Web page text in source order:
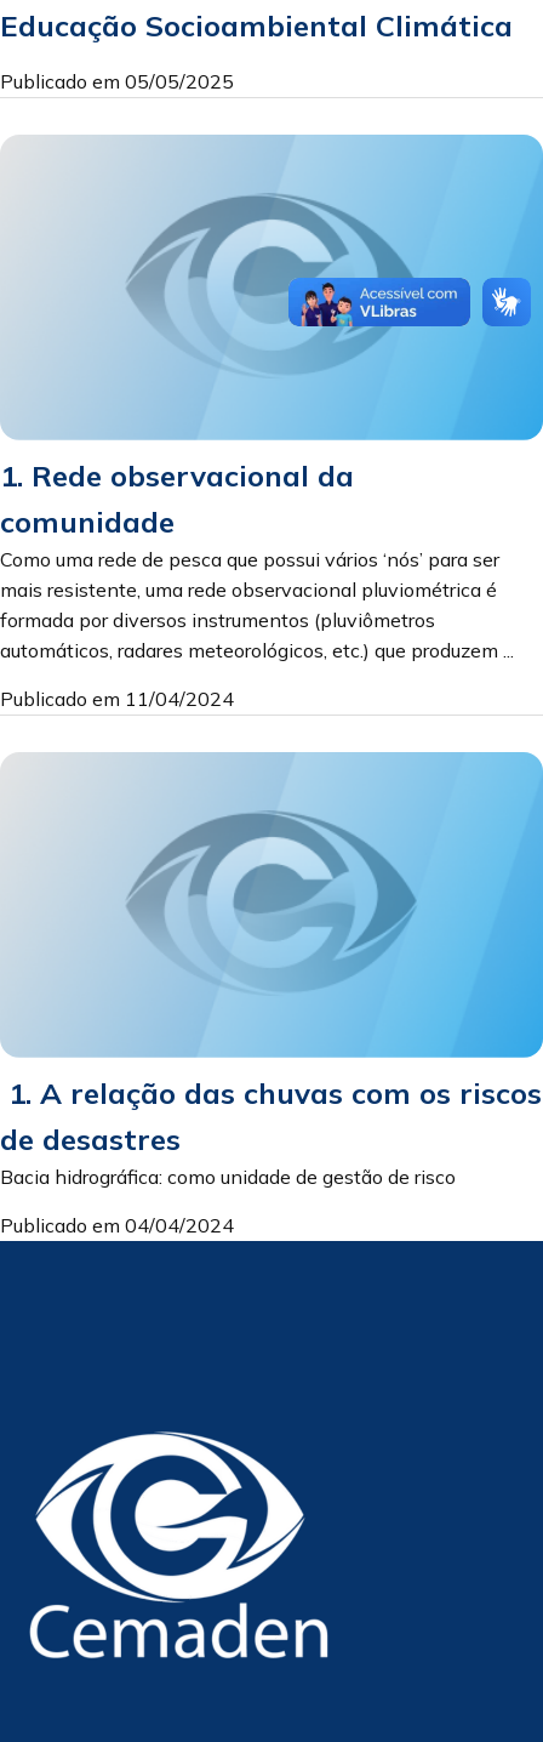
Educação Socioambiental Climática
Publicado em 05/05/2025
1. Rede observacional da
comunidade
Como uma rede de pesca que possui vários ‘nós’ para ser
mais resistente, uma rede observacional pluviométrica é
formada por diversos instrumentos (pluviômetros
automáticos, radares meteorológicos, etc.) que produzem ...
Publicado em 11/04/2024
1. A relação das chuvas com os riscos
de desastres
Bacia hidrográfica: como unidade de gestão de risco
Publicado em 04/04/2024